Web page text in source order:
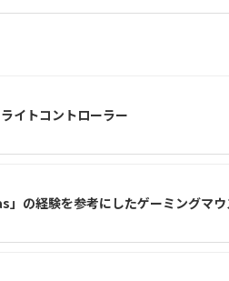
イトコントローラー
の経験を参考にしたゲーミングマ